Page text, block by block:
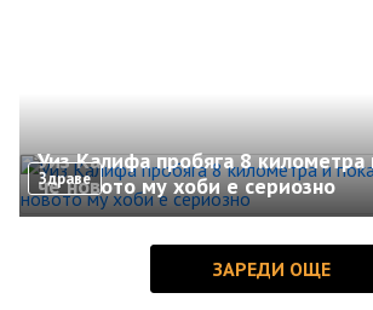
Здраве
Уиз Калифа пробяга 8 километра
че новото му хоби е сериозно